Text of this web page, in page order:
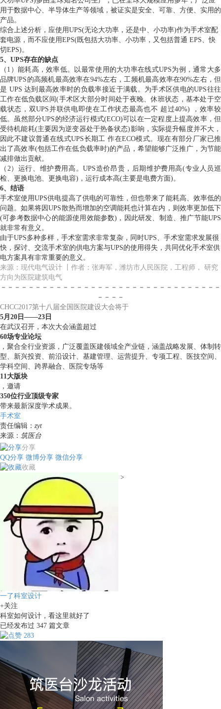
用于数据中心、半导体生产等领域，被证实是安全、可靠、方便、实用的
产品。
综合上述分析，应使用UPS(无论大功率，还是中、小功率)作为手术室配
套电源，而不应使用EPS(既包括大功率、小功率，又包括普通 EPS、快
切EPS)。
5、UPS存在的缺点
（1）能耗高，效率低。以最常使用的大功率在线式UPS为例，通常大多
品牌UPS的高频机最高效率在94%左右，工频机最高效率在90%左右，但
是 UPS 达到最高效率时的负载率接近于满载。为手术区供电的UPS往往
工作在低负载区间(手术区大部分时间处于夜晚、休班状态，基本处于空
载状态，双UPS并联供电即使在工作状态最高也不 超过40%) ，效率较
低。虽然部分UPS的经济运行模式(ECO)可以在一定程度上提高效率，但
受待机能耗(主要因为逆变器处于热备状态)影响，实际提升幅度并不大，
因此不建议普通在线式UPS长期工 作在ECO模式。现在有部分厂家已推
出了高效率(包括工作在低负载率时)的产品，希望能够广泛推广，为节能
减排做出贡献。
（2）运行、维护费用高。UPS造价昂贵，后期维护费用高(专业人员巡
检、更换电池、更换电容)，运行成本高(主要是电费方面)。
6、结语
手术室使用UPS供电提高了供电的可靠性，但也带来了能耗高、效率低的
问题。如果将因UPS散热而增加的空调能耗也计算在内，则效率更加低下
(可参考数据中心的能源使用效能参数)，因此研发、制造、推广节能UPS
就非常有意义。
由于UPS多种多样，手术室需求非常复杂，同时UPS、手术室需求发展很
快，探讨、交流手术室的供电方案与UPS的使用得失，共同优化手术室供
电方案具有非常重要的意义。
来源：现代电气设计 丨作者：张寿军，潍坊市人民医院，工程师， 研究
方向为医院建筑电气
－－－－－－－－－－－－－－－－－－－－－－－－－－－－－－－－
－－－－
CHCC2017第十八届全国医院建设大会将于
5月20日——23日
在武汉召开，本次大会涵盖超过
60场专业论坛
，聚合全行业资源，广泛覆盖医建领域全产业链，涵盖战略发展、体制转
型、新兴投资、前沿设计、基建管理、运营提升、专项工程、医技空间、
学科空间、跨界融合、医院专场等
11大版块
，邀请
350位行业顶级专家
带来最新深度学术成果。
手术室
责任编辑： zyt
来源： 筑医台
分享
QQ分享 微博分享 微信分享
收藏
>
一了科室设计
+关注
科室如何设计，看这里就好了
已经发布过 347 篇文章
283